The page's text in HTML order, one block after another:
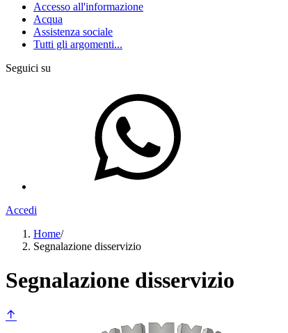
Accesso all'informazione
Acqua
Assistenza sociale
Tutti gli argomenti...
Seguici su
Accedi
Home/
Segnalazione disservizio
Segnalazione disservizio